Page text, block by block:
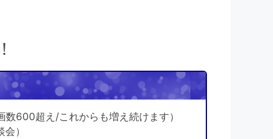
600超え/これからも増え続けます）
）